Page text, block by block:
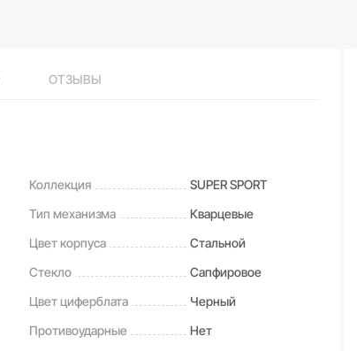
ОТЗЫВЫ
Коллекция
SUPER SPORT
Тип механизма
Кварцевые
Цвет корпуса
Стальной
Стекло
Сапфировое
Цвет циферблата
Черный
Противоударные
Нет